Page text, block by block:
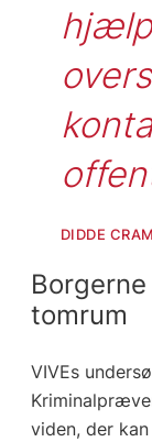
DIDDE
tomrum
VIVEs
viden, der